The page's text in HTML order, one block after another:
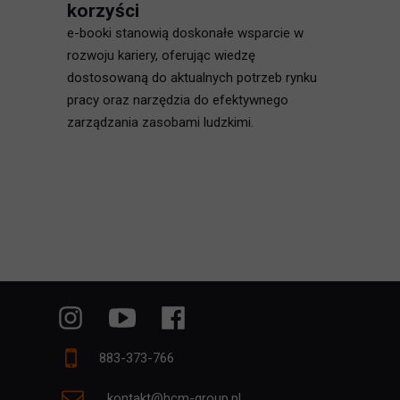
korzyści
e-booki stanowią doskonałe wsparcie w
rozwoju kariery, oferując wiedzę
dostosowaną do aktualnych potrzeb rynku
pracy oraz narzędzia do efektywnego
zarządzania zasobami ludzkimi.
883-373-766